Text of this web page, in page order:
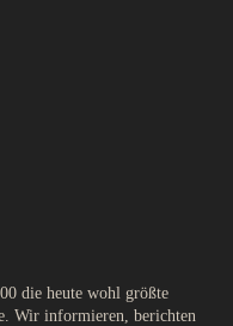
die heute wohl größte
Wir informieren, berichten